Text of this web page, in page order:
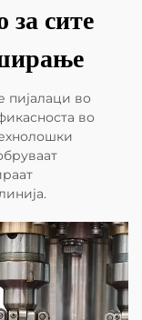
за сите
пијалаци во
во